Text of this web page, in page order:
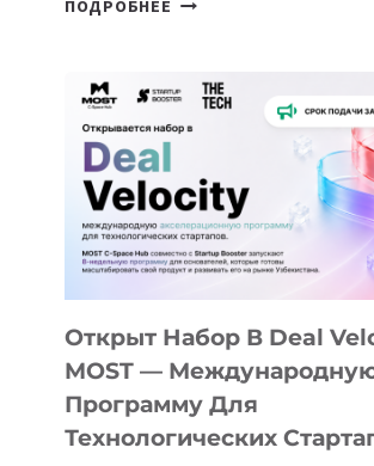
ПОДРОБНЕЕ
АЛМАТЫ:
AI
YOUTH
CAMP
ДАЛ
30
ПОДРОСТКАМ
БИЛЕТ
В
Открыт Набор В Deal
MOST —
Программу Для
Технологических